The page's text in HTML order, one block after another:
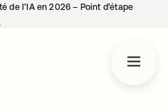
de l’IA en 2026 – Point d’étape